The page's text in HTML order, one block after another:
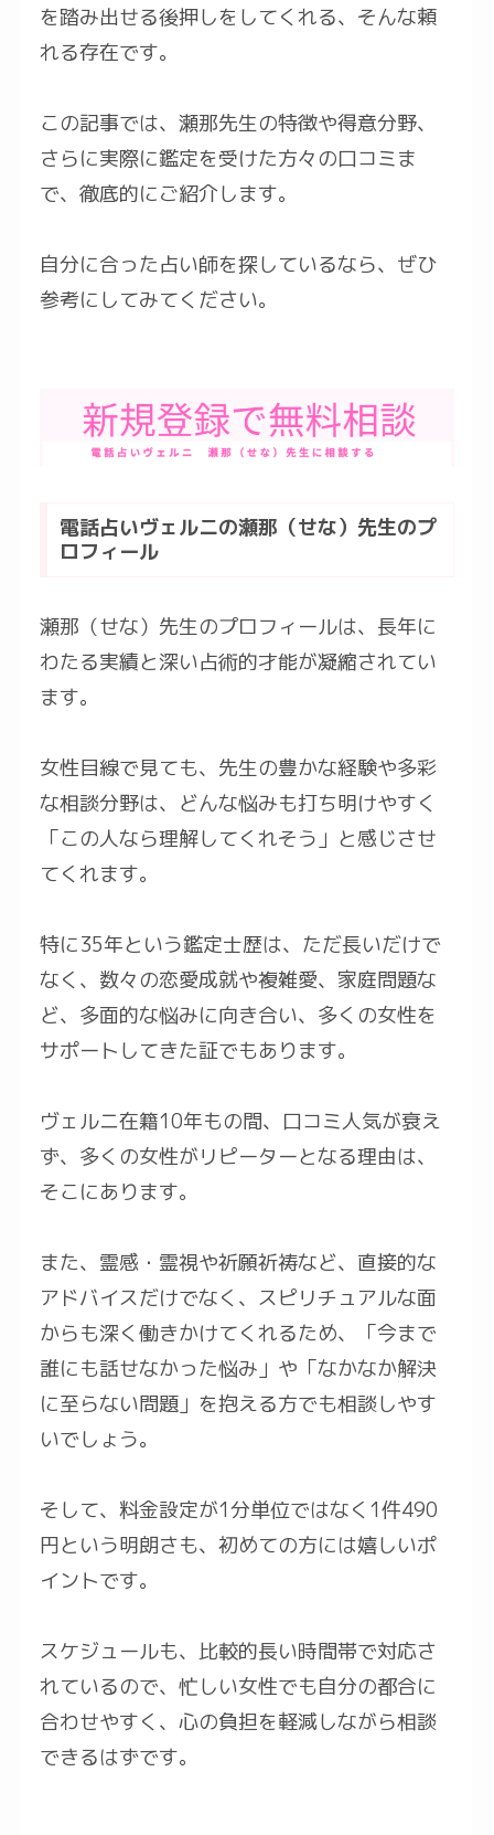
を踏み出せる後押しをしてくれる、そんな頼
れる存在です。
この記事では、瀬那先生の特徴や得意分野、
さらに実際に鑑定を受けた方々の口コミま
で、徹底的にご紹介します。
自分に合った占い師を探しているなら、ぜひ
参考にしてみてください。
電話占いヴェルニの瀬那（せな）先生のプ
ロフィール
瀬那（せな）先生のプロフィールは、長年に
わたる実績と深い占術的才能が凝縮されてい
ます。
女性目線で見ても、先生の豊かな経験や多彩
な相談分野は、どんな悩みも打ち明けやすく
「この人なら理解してくれそう」と感じさせ
てくれます。
特に35年という鑑定士歴は、ただ長いだけで
なく、数々の恋愛成就や複雑愛、家庭問題な
ど、多面的な悩みに向き合い、多くの女性を
サポートしてきた証でもあります。
ヴェルニ在籍10年もの間、口コミ人気が衰え
ず、多くの女性がリピーターとなる理由は、
そこにあります。
また、霊感・霊視や祈願祈祷など、直接的な
アドバイスだけでなく、スピリチュアルな面
からも深く働きかけてくれるため、「今まで
誰にも話せなかった悩み」や「なかなか解決
に至らない問題」を抱える方でも相談しやす
いでしょう。
そして、料金設定が1分単位ではなく1件490
円という明朗さも、初めての方には嬉しいポ
イントです。
スケジュールも、比較的長い時間帯で対応さ
れているので、忙しい女性でも自分の都合に
合わせやすく、心の負担を軽減しながら相談
できるはずです。